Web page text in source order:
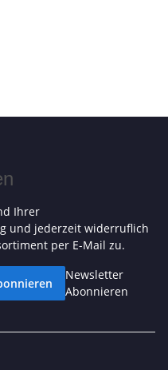
Ihrer
und jederzeit widerruflich
per E-Mail zu.
Newsletter
Abonnieren